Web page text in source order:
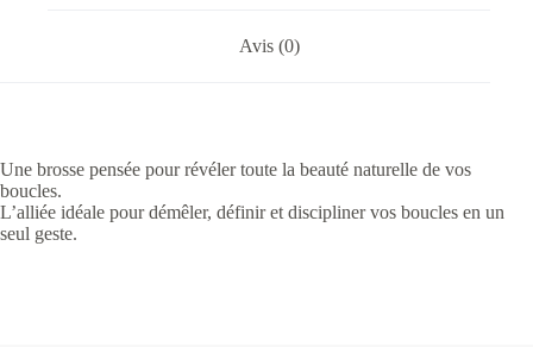
Avis (0)
Une brosse pensée pour révéler toute la beauté naturelle de vos
boucles.
L’alliée idéale pour démêler, définir et discipliner vos boucles en un
seul geste.